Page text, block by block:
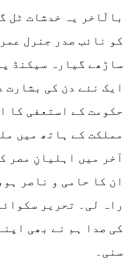
کو نائب صدر جنرل
ساڑھے گیارہ سیکنڈ
ایک نئے دن کی بشارت
حکومت کے استعفی کا
مملکت کے ہاتھ میں
آخر میں اہلیانِ مصر
ان کا حامی و ناصر
راہ لی۔ تحریر
کی صدا ہم نے بھی
سنی۔